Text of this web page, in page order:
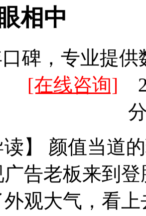
相中
碑，专业提
[在线咨询]
读】 颜值当道
告老板来到
观大气，看